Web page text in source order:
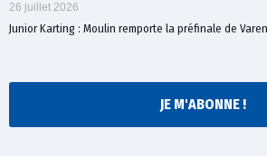
26 juillet 2026
Junior Karting : Moulin remporte la préfinale de
JE M'ABONNE !